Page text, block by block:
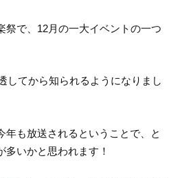
祭で、12月の一大イベントの一つ
してから知られるようになりまし
年も放送されるということで、と
いかと思われます！